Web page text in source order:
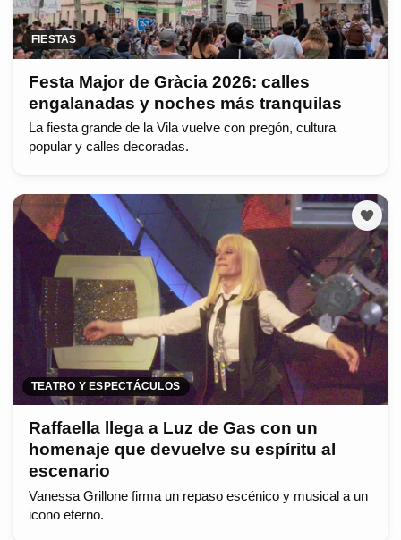
FIESTAS
Festa Major de Gràcia 2026: calles
engalanadas y noches más tranquilas
La fiesta grande de la Vila vuelve con pregón, cultura
popular y calles decoradas.
TEATRO Y ESPECTÁCULOS
Raffaella llega a Luz de Gas con un
homenaje que devuelve su espíritu al
escenario
Vanessa Grillone firma un repaso escénico y musical a un
icono eterno.